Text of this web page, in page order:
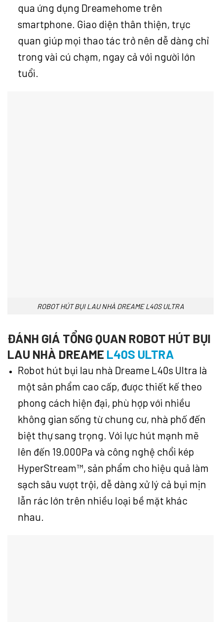
qua ứng dụng Dreamehome trên
smartphone. Giao diện thân thiện, trực
quan giúp mọi thao tác trở nên dễ dàng chỉ
trong vài cú chạm, ngay cả với người lớn
tuổi.
ROBOT HÚT BỤI LAU NHÀ DREAME L40S ULTRA
ĐÁNH GIÁ TỔNG QUAN ROBOT HÚT BỤI
LAU NHÀ DREAME L40S ULTRA
Robot hút bụi lau nhà Dreame L40s Ultra là
một sản phẩm cao cấp, được thiết kế theo
phong cách hiện đại, phù hợp với nhiều
không gian sống từ chung cư, nhà phố đến
biệt thự sang trọng. Với lực hút mạnh mẽ
lên đến 19.000Pa và công nghệ chổi kép
HyperStream™, sản phẩm cho hiệu quả làm
sạch sâu vượt trội, dễ dàng xử lý cả bụi mịn
lẫn rác lớn trên nhiều loại bề mặt khác
nhau.